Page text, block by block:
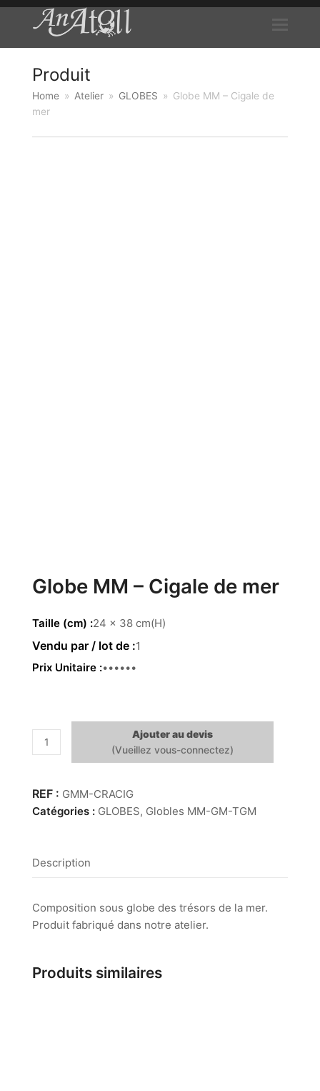
Produit
Home » Atelier » GLOBES » Globe MM – Cigale de
mer
Globe MM – Cigale de mer
Taille (cm) 24 x 38 cm(H)
1
Prix Unitaire 99.00€
quantité
de
MM
–
Cigale
mer
Ajouter au devis
GMM-CRACIG
Catégories : GLOBES, Globles MM-GM-TGM
Description
Composition sous globe des trésors de la mer.
Produit fabriqué dans notre atelier.
Produits similaires